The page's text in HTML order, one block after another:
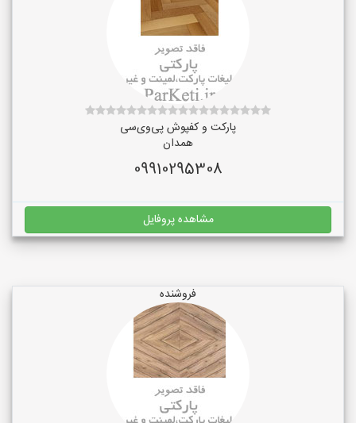
پارکت و کفپوش پی‌وی‌سی
همدان
09910295308
مشاهده پروفایل
فروشنده